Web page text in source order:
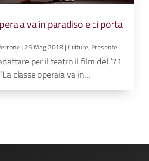
va in paradiso e ci porta
| 25 Mag 2018|Culture, Presente
per il teatro il film del ‘71
classe operaia va in...